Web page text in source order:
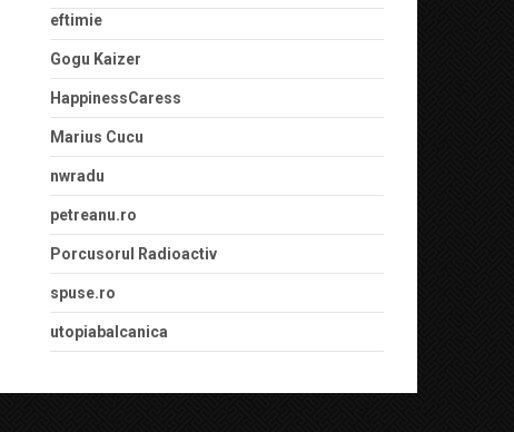
eftimie
Gogu Kaizer
HappinessCaress
Marius Cucu
nwradu
petreanu.ro
Porcusorul Radioactiv
spuse.ro
utopiabalcanica